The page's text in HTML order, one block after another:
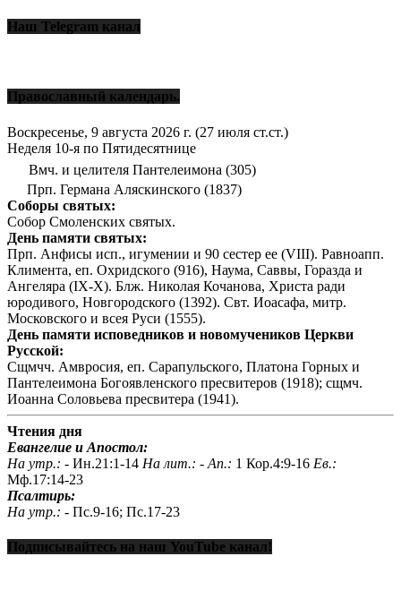
Наш Telegram канал
Православный календарь.
Воскресенье, 9 августа 2026 г. (27 июля ст.ст.)
Неделя 10-я по Пятидесятнице
Вмч. и целителя Пантелеимона (305)
Прп. Германа Аляскинского (1837)
Соборы святых:
Собор Смоленских святых.
День памяти святых:
Прп. Анфисы исп., игумении и 90 сестер ее (VIII). Равноапп.
Климента, еп. Охридского (916), Наума, Саввы, Горазда и
Ангеляра (IX-X). Блж. Николая Кочанова, Христа ради
юродивого, Новгородского (1392). Свт. Иоасафа, митр.
Московского и всея Руси (1555).
День памяти исповедников и новомучеников Церкви
Русской:
Сщмчч. Амвросия, еп. Сарапульского, Платона Горных и
Пантелеимона Богоявленского пресвитеров (1918); сщмч.
Иоанна Соловьева пресвитера (1941).
Чтения дня
Евангелие и Апостол:
На утр.: - Ин.21:1-14 На лит.: - Ап.: 1 Кор.4:9-16 Ев.:
Мф.17:14-23
Псалтирь:
На утр.: - Пс.9-16; Пс.17-23
Подписывайтесь на наш YouTube канал!